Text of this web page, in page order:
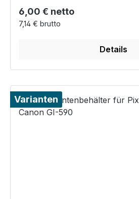
Regulärer Preis:
6,00 € netto
7,14 € brutto
Details
Varianten